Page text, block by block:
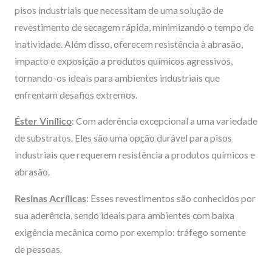
pisos industriais que necessitam de uma solução de
revestimento de secagem rápida, minimizando o tempo de
inatividade. Além disso, oferecem resistência à abrasão,
impacto e exposição a produtos químicos agressivos,
tornando-os ideais para ambientes industriais que
enfrentam desafios extremos.
Éster Vinílico: Com aderência excepcional a uma variedade
de substratos. Eles são uma opção durável para pisos
industriais que requerem resistência a produtos químicos e
abrasão.
Resinas Acrílicas: Esses revestimentos são conhecidos por
sua aderência, sendo ideais para ambientes com baixa
exigência mecânica como por exemplo: tráfego somente
de pessoas.